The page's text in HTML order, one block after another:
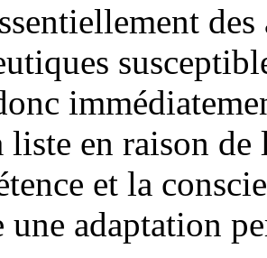
liste en raison
et la
une adaptation